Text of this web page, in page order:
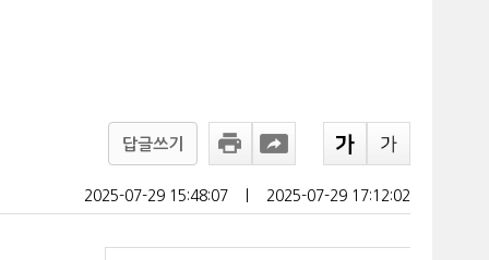
답글쓰기
2025-07-29 15:48:07 2025-07-29 17:12:02